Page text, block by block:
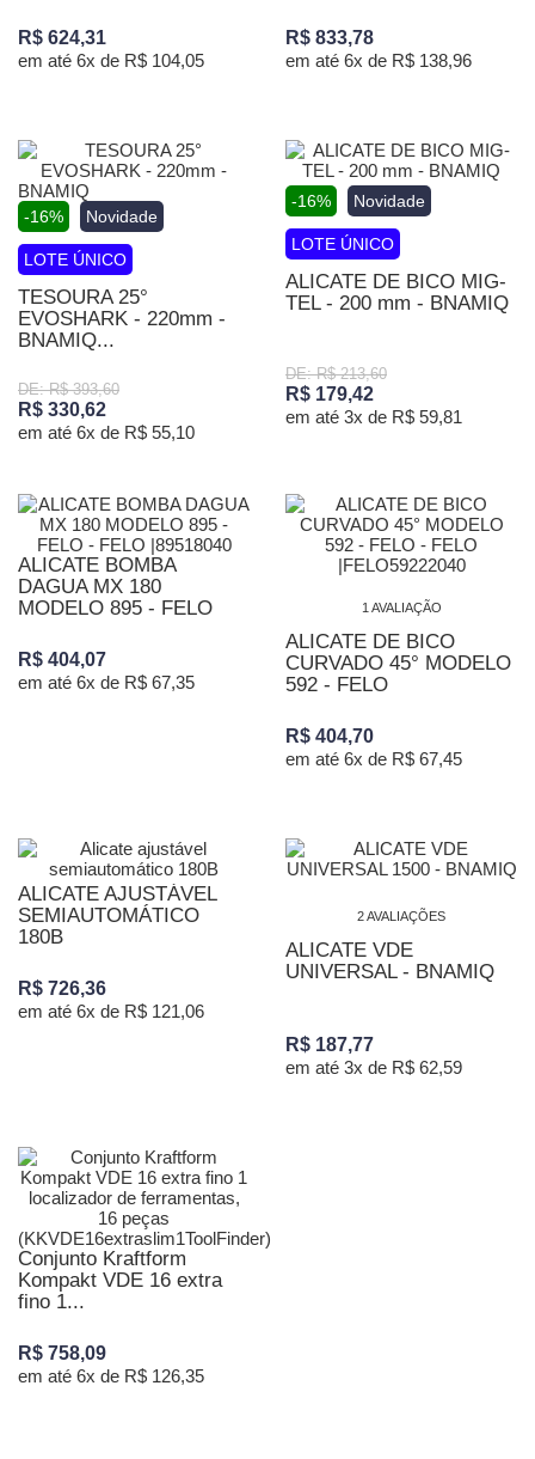
R$ 624,31
em até 6x de R$ 104,05
R$ 833,78
em até 6x de R$ 138,96
-16% Novidade
LOTE ÚNICO
TESOURA 25°
EVOSHARK - 220mm -
BNAMIQ...
DE: R$ 393,60
R$ 330,62
em até 6x de R$ 55,10
-16% Novidade
LOTE ÚNICO
ALICATE DE BICO MIG-
TEL - 200 mm - BNAMIQ
DE: R$ 213,60
R$ 179,42
em até 3x de R$ 59,81
ALICATE BOMBA
DAGUA MX 180
MODELO 895 - FELO
R$ 404,07
em até 6x de R$ 67,35
1 AVALIAÇÃO
ALICATE DE BICO
CURVADO 45° MODELO
592 - FELO
R$ 404,70
em até 6x de R$ 67,45
ALICATE AJUSTÁVEL
SEMIAUTOMÁTICO
180B
R$ 726,36
em até 6x de R$ 121,06
2 AVALIAÇÕES
ALICATE VDE
UNIVERSAL - BNAMIQ
R$ 187,77
em até 3x de R$ 62,59
Conjunto Kraftform
Kompakt VDE 16 extra
fino 1...
R$ 758,09
em até 6x de R$ 126,35